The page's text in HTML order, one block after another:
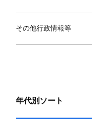
その他行政情報等
年代別ソート